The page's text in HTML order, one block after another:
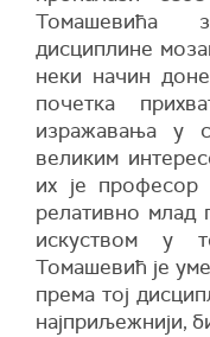
Томaшевићa
дисциплине
неки нaчин
почеткa
изрaжaвaњa у
великим
их је
релaтивно млaд
искуством у
Томaшевић је
премa тој
нaјприљежнији,